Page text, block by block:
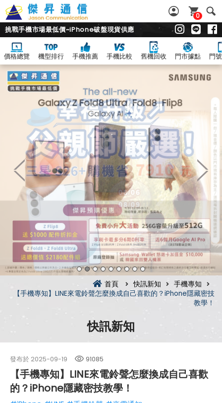
0
挑戰手機市場最低價~iPhone破盤現貨供應
價格總覽 機型排行 手機推薦 手機比較 舊機回收 門市據點 門
首頁 快訊新知
手機專知
【手機專知】LINE來電鈴聲怎麼換成自己喜歡的？iPhone隱藏密技
教學！
快訊新知
發布於 2025-09-19 91085
【手機專知】LINE來電鈴聲怎麼換成自己喜歡
的？iPhone隱藏密技教學！